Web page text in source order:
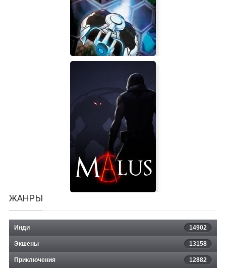
Drone Tracks
Hexodius
ЖАНРЫ
Инди 14902
Экшены 13158
Приключения 12882